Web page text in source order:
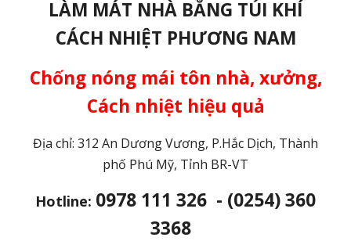
LÀM MÁT NHÀ BẰNG TÚI KHÍ
CÁCH NHIỆT PHƯƠNG NAM
Chống nóng mái tôn nhà, xưởng,
Cách nhiệt hiệu quả
Địa chỉ: 312 An Dương Vương, P.Hắc Dịch, Thành
phố Phú Mỹ, Tỉnh BR-VT
Hotline: 0978 111 326 - (0254) 360
3368